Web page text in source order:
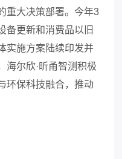
重大决策部署。今年3
备更新和消费品以旧
实施方案陆续印发并
海尔欣·昕甬智测积极
环保科技融合，推动